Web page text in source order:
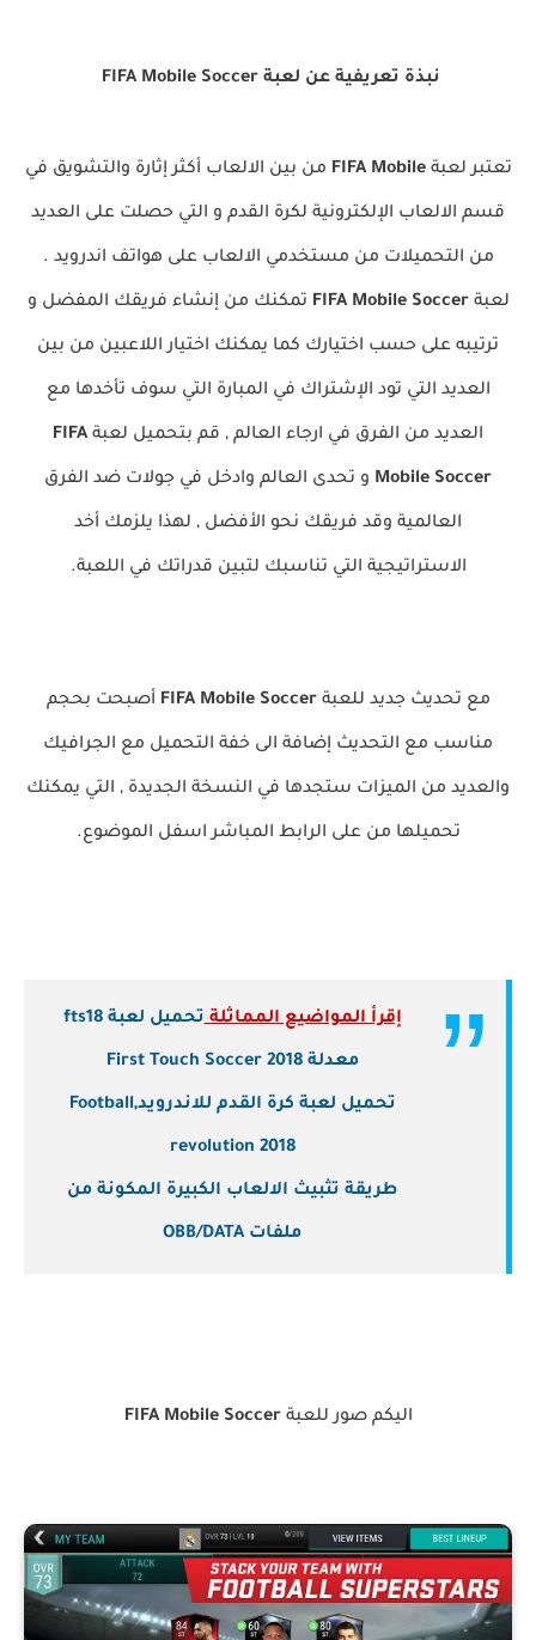
نبذة تعريفية عن لعبة FIFA Mobile Soccer
تعتبر لعبةFIFA Mobile من بين الالعاب أكثر إثارة والتشويق في
قسم الالعاب الإلكترونية لكرة القدم و التي حصلت على العديد
من التحميلات من مستخدمي الالعاب على هواتف اندرويد .
لعبةFIFA Mobile Soccer تمكنك من إنشاء فريقك المفضل و
ترتيبه على حسب اختيارك كما يمكنك اختيار اللاعبين من بين
العديد التي تود الإشتراك في المبارة التي سوف تأخدها مع
العديد من الفرق في ارجاء العالم , قم بتحميل لعبة FIFA
Mobile Soccer و تحدى العالم وادخل في جولات ضد الفرق
العالمية وقد فريقك نحو الأفضل , لهذا يلزمك أخد
الاستراتيجية التي تناسبك لتبين قدراتك في اللعبة.
مع تحديث جديد للعبةFIFA Mobile Soccer أصبحت بحجم
مناسب مع التحديث إضافة الى خفة التحميل مع الجرافيك
والعديد من الميزات ستجدها في النسخة الجديدة , التي يمكنك
تحميلها من على الرابط المباشر اسفل الموضوع.
إقرأ المواضيع المماثلة تحميل لعبة fts18
معدلة First Touch Soccer 2018
تحميل لعبة كرة القدم للاندرويد,Football
revolution 2018
طريقة تثبيث الالعاب الكبيرة المكونة من
ملفات OBB/DATA
اليكم صور للعبةFIFA Mobile Soccer